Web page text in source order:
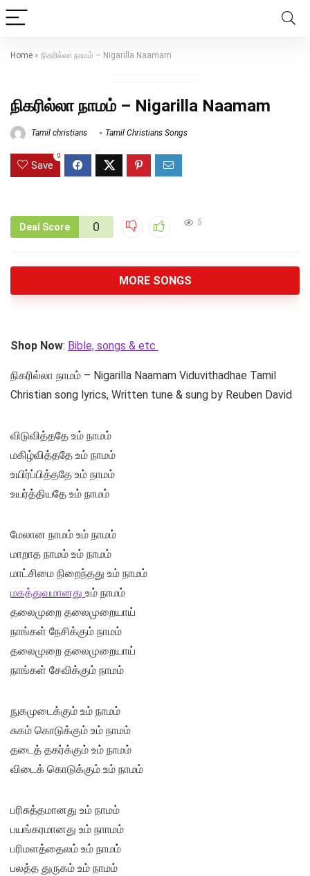
Home » நிகரில்லா நாமம் – Nigarilla Naamam
நிகரில்லா நாமம் – Nigarilla Naamam
Tamil christians Tamil Christians Songs
Save
0
Deal Score 0 5
MORE SONGS
Shop Now: Bible, songs & etc
நிகரில்லா நாமம் – Nigarilla Naamam Viduvithadhae Tamil
Christian song lyrics, Written tune & sung by Reuben David
விடுவித்ததே உம் நாமம்
மகிழ்வித்ததே உம் நாமம்
உயிர்ப்பித்ததே உம் நாமம்
உயர்த்தியதே உம் நாமம்
மேலான நாமம் உம் நாமம்
மாறாத நாமம் உம் நாமம்
மாட்சிமை நிறைந்தது உம் நாமம்
மகத்துவமானது உம் நாமம்
தலைமுறை தலைமுறையாய்
நாங்கள் நேசிக்கும் நாமம்
தலைமுறை தலைமுறையாய்
நாங்கள் சேவிக்கும் நாமம்
நுகமுடைக்கும் உம் நாமம்
சுகம் கொடுக்கும் உம் நாமம்
தடைத் தகர்க்கும் உம் நாமம்
விடைக் கொடுக்கும் உம் நாமம்
பரிசுத்தமானது உம் நாமம்
பயங்கரமானது உம் நாாமம்
பரிமளத்தைலம் உம் நாமம்
பலத்த துருகம் உம் நாமம்